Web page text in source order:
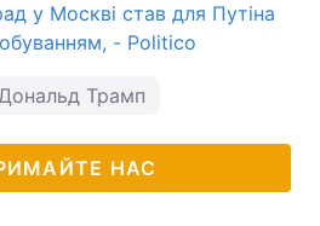
у Москві став для Путіна
- Politico
Трамп
НАС